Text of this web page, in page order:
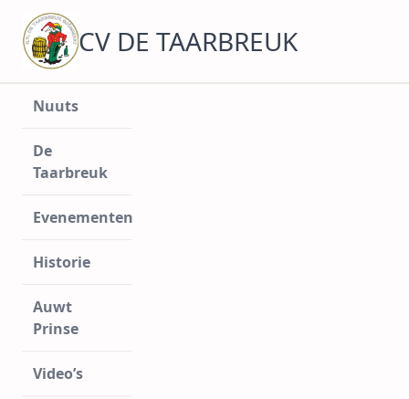
naar
inhoud
CV DE TAARBREUK
Nuuts
De
Taarbreuk
Evenementen
Historie
Auwt
Prinse
Video’s